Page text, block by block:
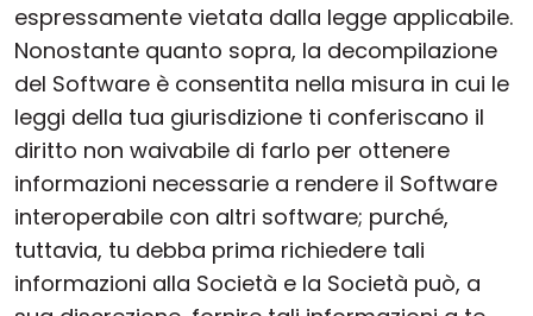
espressamente vietata dalla legge applicabile.
Nonostante quanto sopra, la decompilazione
del Software è consentita nella misura in cui le
leggi della tua giurisdizione ti conferiscano il
diritto non waivabile di farlo per ottenere
informazioni necessarie a rendere il Software
interoperabile con altri software; purché,
tuttavia, tu debba prima richiedere tali
informazioni alla Società e la Società può, a